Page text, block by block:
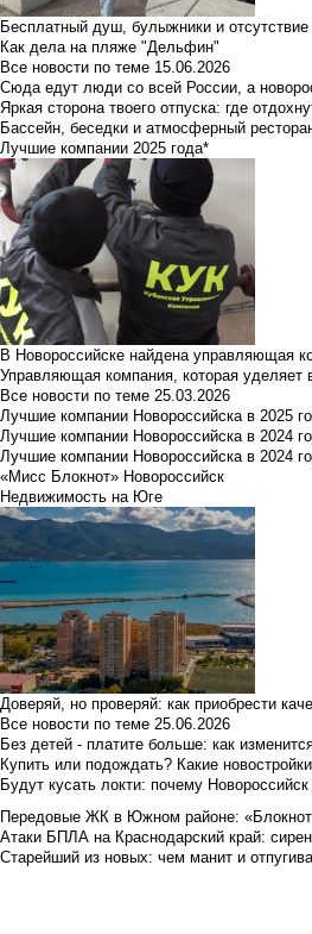
Бесплатный душ, булыжники и
Как дела на пляже "Дельфин"
Все новости по теме 15.06.2026
Сюда едут люди со всей России, а
Яркая сторона твоего отпуска: где
Бассейн, беседки и атмосферный
Лучшие компании 2025 года*
В Новороссийске найдена управляющая
Управляющая компания, которая
Все новости по теме 25.03.2026
Лучшие компании Новороссийска в 2025
Лучшие компании Новороссийска в 2024
Лучшие компании Новороссийска в
«Мисс Блокнот» Новороссийск
Недвижимость на Юге
Доверяй, но проверяй: как приобрести
Все новости по теме 25.06.2026
Без детей - платите больше: как
Купить или подождать? Какие
Будут кусать локти: почему
Передовые ЖК в Южном районе:
Атаки БПЛА на Краснодарский край:
Старейший из новых: чем манит и